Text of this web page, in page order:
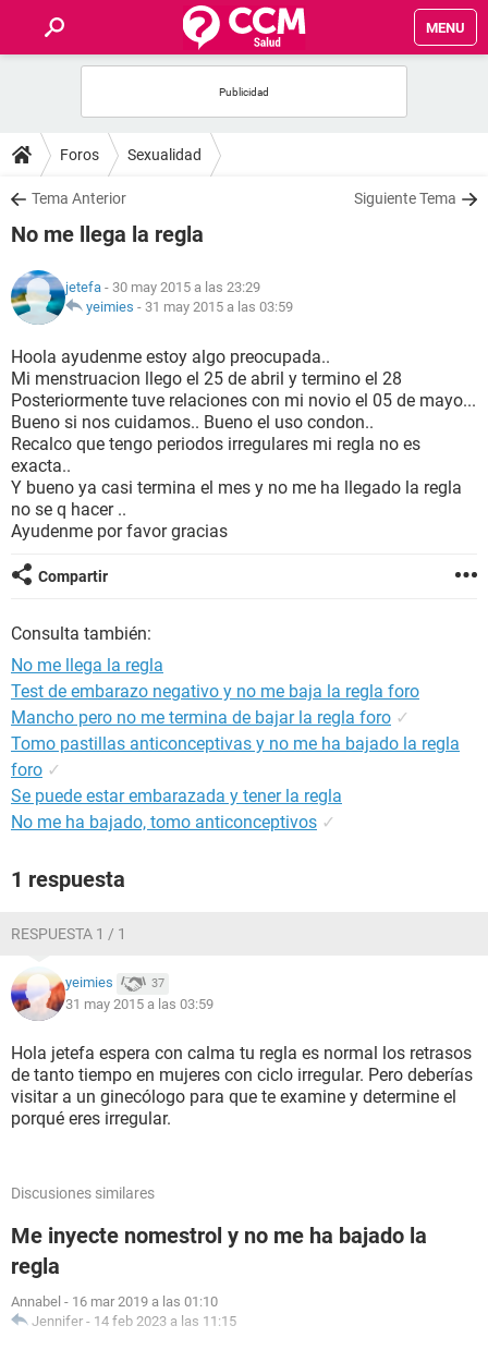
MENU
FOROS
SALUD
NUTRICIÓN
BIENESTAR
SEXUALIDAD
GLOSARIO
Foros Sexualidad
Tema Anterior Siguiente Tema
No me llega la regla
jetefa - 30 may 2015 a las 23:29
yeimies - 31 may 2015 a las 03:59
Hoola ayudenme estoy algo preocupada..
Mi menstruacion llego el 25 de abril y termino el 28
Posteriormente tuve relaciones con mi novio el 05 de mayo...
Bueno si nos cuidamos.. Bueno el uso condon..
Recalco que tengo periodos irregulares mi regla no es
exacta..
Y bueno ya casi termina el mes y no me ha llegado la regla
no se q hacer ..
Ayudenme por favor gracias
Compartir
Consulta también:
No me llega la regla
Test de embarazo negativo y no me baja la regla foro
Mancho pero no me termina de bajar la regla foro ✓
Tomo pastillas anticonceptivas y no me ha bajado la regla
foro ✓
Se puede estar embarazada y tener la regla
No me ha bajado, tomo anticonceptivos ✓
1 respuesta
RESPUESTA 1 / 1
yeimies 37
31 may 2015 a las 03:59
Hola jetefa espera con calma tu regla es normal los retrasos
de tanto tiempo en mujeres con ciclo irregular. Pero deberías
visitar a un ginecólogo para que te examine y determine el
porqué eres irregular.
Discusiones similares
Me inyecte nomestrol y no me ha bajado la
regla
Annabel - 16 mar 2019 a las 01:10
Jennifer - 14 feb 2023 a las 11:15